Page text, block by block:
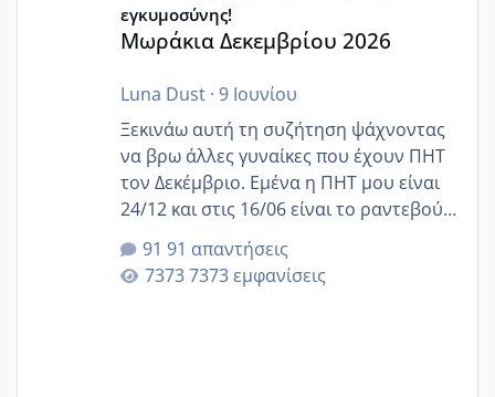
εγκυμοσύνης!
Μωράκια Δεκεμβρίου 2026
Luna Dust· 9 Ιουνίου
Ξεκινάω αυτή τη συζήτηση ψάχνοντας
να βρω άλλες γυναίκες που έχουν ΠΗΤ
τον Δεκέμβριο. Εμένα η ΠΗΤ μου είναι
24/12 και στις 16/06 είναι το ραντεβού
της αυχενικής διαφάνειας. Έχω αρκετό
άγχος και οι μέρες δεν φαίνεται να
περνάνε με τίποτα.
91 απαντήσεις
7373 εμφανίσεις